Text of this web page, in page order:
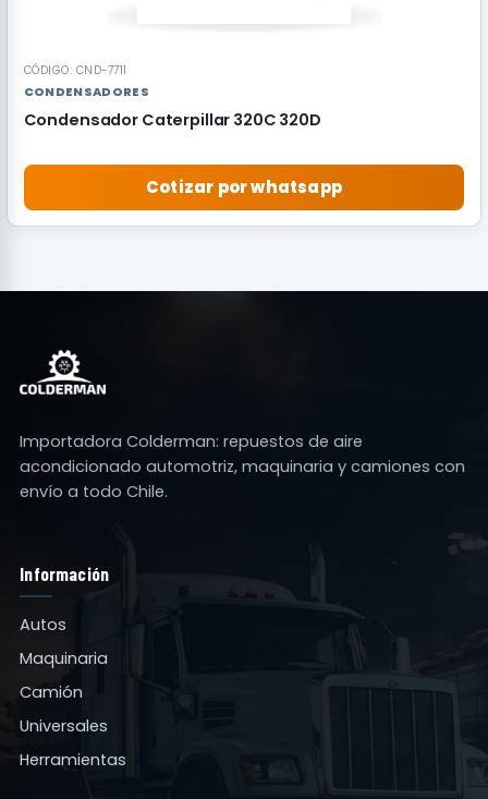
CÓDIGO: CND-7711
CONDENSADORES
Condensador Caterpillar 320C 320D
Cotizar por whatsapp
Importadora Colderman: repuestos de aire
acondicionado automotriz, maquinaria y camiones con
envío a todo Chile.
Información
Autos
Maquinaria
Camión
Universales
Herramientas